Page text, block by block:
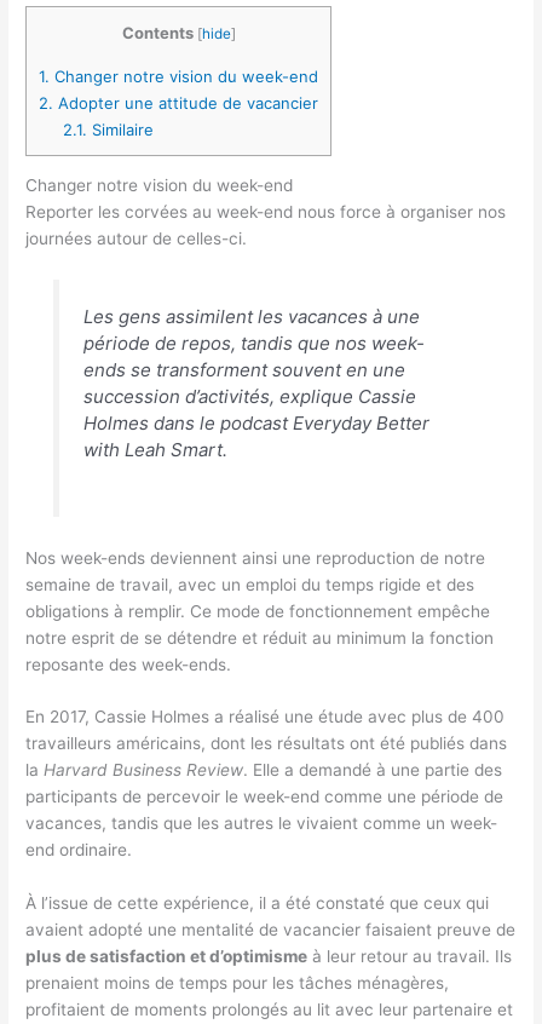
Contents [hide]
1. Changer notre vision du week-end
2. Adopter une attitude de vacancier
2.1. Similaire
Changer notre vision du week-end
Reporter les corvées au week-end nous force à organiser nos
journées autour de celles-ci.
Les gens assimilent les vacances à une
période de repos, tandis que nos week-
ends se transforment souvent en une
succession d’activités, explique Cassie
Holmes dans le podcastEveryday Better
with Leah Smart.
Nos week-ends deviennent ainsi une reproduction de notre
semaine de travail, avec un emploi du temps rigide et des
obligations à remplir. Ce mode de fonctionnement empêche
notre esprit de se détendre et réduit au minimum la fonction
reposante des week-ends.
En 2017, Cassie Holmes a réalisé une étude avec plus de 400
travailleurs américains, dont les résultats ont été publiés dans
laHarvard Business Review. Elle a demandé à une partie des
participants de percevoir le week-end comme une période de
vacances, tandis que les autres le vivaient comme un week-
end ordinaire.
À l’issue de cette expérience, il a été constaté que ceux qui
avaient adopté une mentalité de vacancier faisaient preuve de
plus de satisfaction et d’optimisme à leur retour au travail. Ils
prenaient moins de temps pour les tâches ménagères,
profitaient de moments prolongés au lit avec leur partenaire et